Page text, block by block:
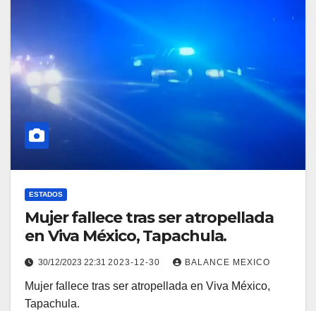
ESTADOS
Mujer fallece tras ser atropellada
en Viva México, Tapachula.
30/12/2023 22:31 2023-12-30 BALANCE MEXICO
Mujer fallece tras ser atropellada en Viva México,
Tapachula.